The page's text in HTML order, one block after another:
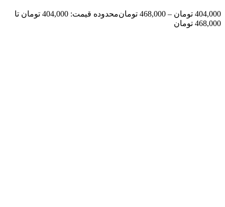
404,000 تومان –
468,000 تومان
محدوده قیمت: 404,000 تومان تا
468,000 تومان